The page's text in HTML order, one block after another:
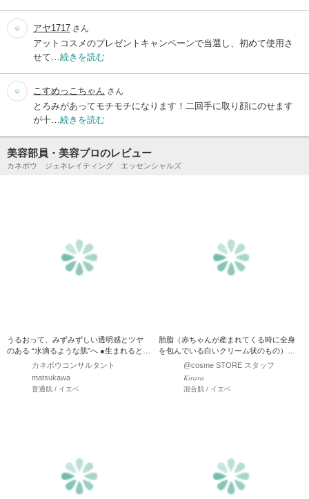
アヤ1717 さん
アットコスメのプレゼントキャンペーンで当選し、初めて使用さ
せて… 続きを読む
こすめっこちゃん さん
とろみがあってモチモチになります！二回手に取り顔にのせます
が十… 続きを読む
美容部員・美容プロのレビュー
カネボウ ジェネレイティング エッセンシャルズ
うるおって、みずみずしい透明感とツヤ
のある “水滴るような肌”へ ●生まれるとと
もにさらされる…
カネボウコンサルタント
matsukawa
普通肌 / イエベ
胎脂（赤ちゃんが産まれてくる時に全身
を包んでいる白いクリーム状のもの）着
想成分配合！ 赤ちゃんを乾…
@cosme STORE スタッフ
𝐾𝑖𝑟𝑎𝑟𝑎
混合肌 / イエベ